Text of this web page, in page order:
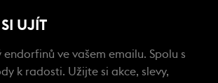
UJÍT
endorfinů ve vašem emailu. Spolu s
k radosti. Užijte si akce, slevy,